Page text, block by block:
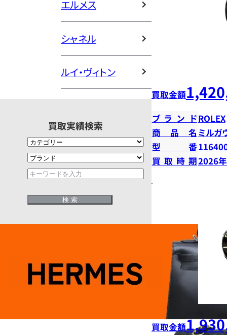
エルメス
シャネル
ルイ・ヴィトン
買取実績検索
買取金額
ブランドROLEX
商品名 ミル
型番
買取時期2026
買取金額